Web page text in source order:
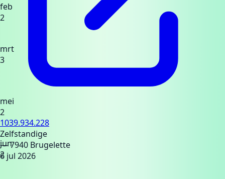
feb
2
mrt
3
mei
2
jun
2
1039.934.228
Zelfstandige
— 7940 Brugelette
6 jul 2026